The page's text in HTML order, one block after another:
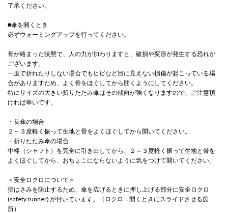
了承ください。
■傘を開くとき
必ずウォーミングアップを行ってください。
骨が絡まった状態で、人の力が加わりますと、破損や変形が発生する恐れが
ございます。
一度で折れたりしない場合でもヒビなど目に見えない損傷が起こっている場
合がありますため、よく骨をほぐしてから開くようにしてください。
特にサイズの大きい折りたたみ傘はその傾向が強くなりますので、ご注意頂
ければ幸いです。
・長傘の場合
２～３度軽く振って生地と骨をよくほぐしてから開いてください。
・折りたたみ傘の場合
中棒（シャフト）を完全に引き出してから、２～３度軽く振って生地と骨を
よくほぐしてから、おちょこにならないように気をつけて開いてください。
＜安全ロクロについて＞
指はさみを防止するため、傘を広げるときに押し上げる部分に安全ロクロ
(safety runner) が付いています。（ロクロ＝開くときにスライドさせる箇
所）